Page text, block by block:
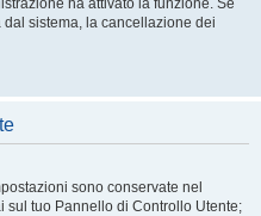
ha attivato la funzione. Se
sistema, la cancellazione dei
sono conservate nel
sul tuo Pannello di Controllo Utente;